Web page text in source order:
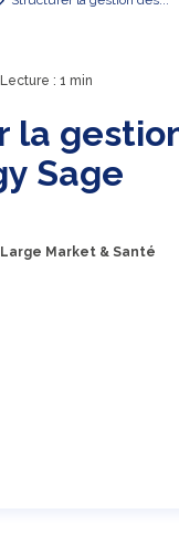
Lecture : 1 min
la
Sage
Market & Santé